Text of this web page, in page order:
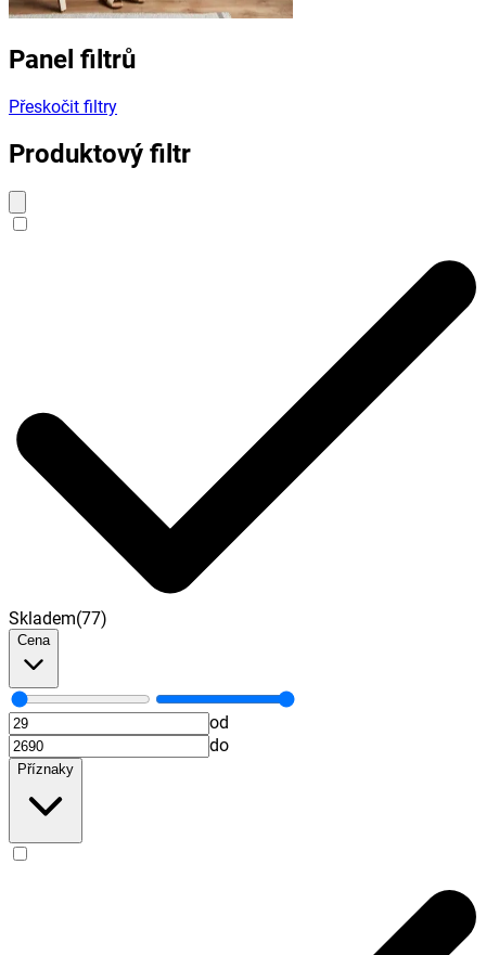
Panel filtrů
Přeskočit filtry
Produktový filtr
Skladem(77)
Cena
od
do
Příznaky